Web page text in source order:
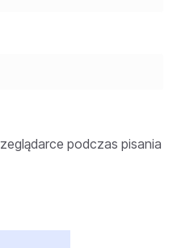
podczas pisania